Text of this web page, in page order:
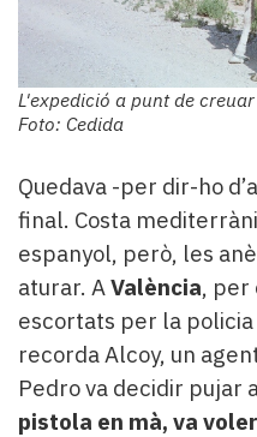
L'expedició a punt de
Foto: Cedida
Quedava -per dir-ho
final. Costa
espanyol, però, les
aturar. AValència, per
escortats per la
recorda Alcoy, un
Pedro va decidir pujar
pistola en mà, va